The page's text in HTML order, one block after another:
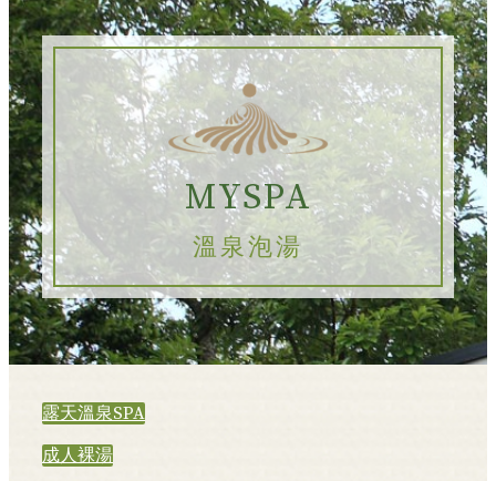
MYSPA
溫泉泡湯
露天溫泉SPA
成人裸湯